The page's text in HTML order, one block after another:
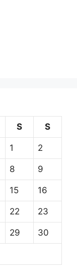
S S
1 2
8 9
15 16
22 23
29 30